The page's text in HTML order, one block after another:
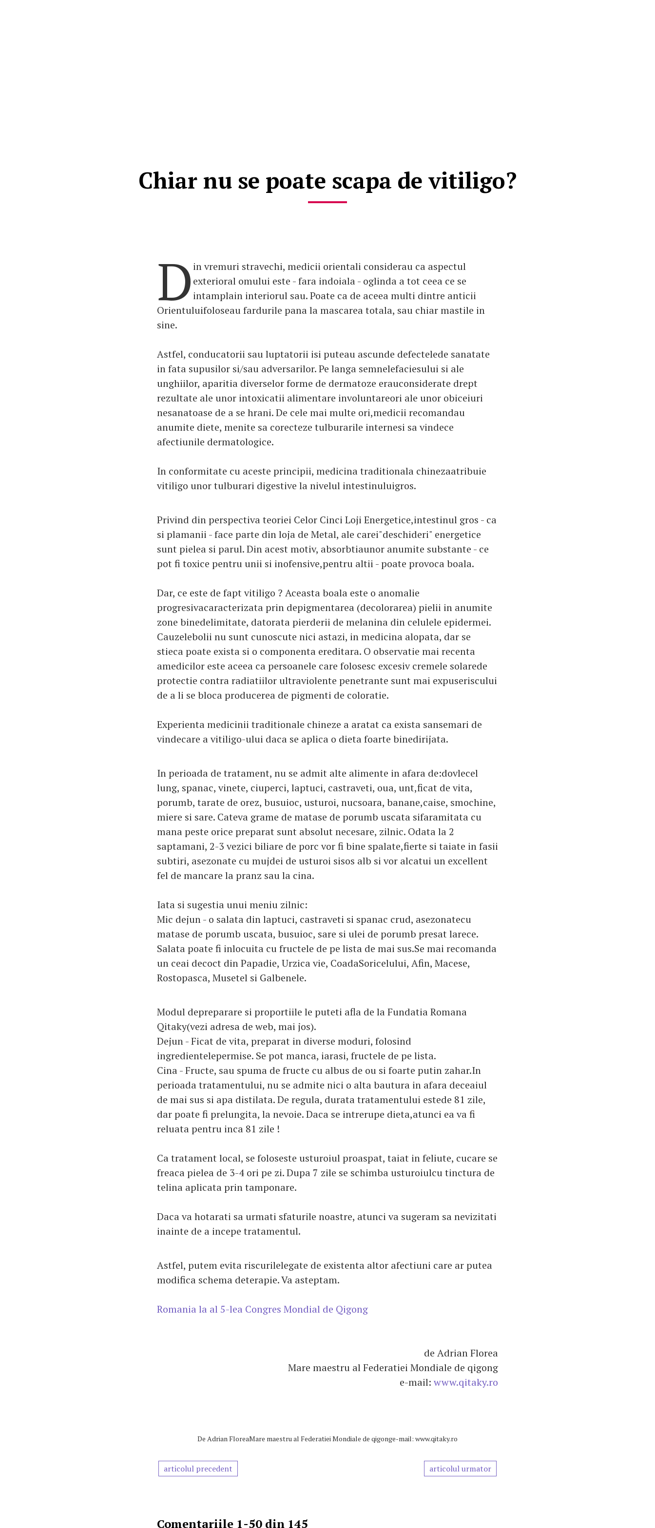
Chiar nu se poate scapa de vitiligo?
D in vremuri stravechi, medicii orientali considerau ca aspectul
exterioral omului este - fara indoiala - oglinda a tot ceea ce se
intamplain interiorul sau. Poate ca de aceea multi dintre anticii
Orientuluifoloseau fardurile pana la mascarea totala, sau chiar mastile in
sine.
Astfel, conducatorii sau luptatorii isi puteau ascunde defectelede sanatate
in fata supusilor si/sau adversarilor. Pe langa semnelefaciesului si ale
unghiilor, aparitia diverselor forme de dermatoze erauconsiderate drept
rezultate ale unor intoxicatii alimentare involuntareori ale unor obiceiuri
nesanatoase de a se hrani. De cele mai multe ori,medicii recomandau
anumite diete, menite sa corecteze tulburarile internesi sa vindece
afectiunile dermatologice.
In conformitate cu aceste principii, medicina traditionala chinezaatribuie
vitiligo unor tulburari digestive la nivelul intestinuluigros.
Privind din perspectiva teoriei Celor Cinci Loji Energetice,intestinul gros - ca
si plamanii - face parte din loja de Metal, ale carei"deschideri" energetice
sunt pielea si parul. Din acest motiv, absorbtiaunor anumite substante - ce
pot fi toxice pentru unii si inofensive,pentru altii - poate provoca boala.
Dar, ce este de fapt vitiligo ? Aceasta boala este o anomalie
progresivacaracterizata prin depigmentarea (decolorarea) pielii in anumite
zone binedelimitate, datorata pierderii de melanina din celulele epidermei.
Cauzelebolii nu sunt cunoscute nici astazi, in medicina alopata, dar se
stieca poate exista si o componenta ereditara. O observatie mai recenta
amedicilor este aceea ca persoanele care folosesc excesiv cremele solarede
protectie contra radiatiilor ultraviolente penetrante sunt mai expuseriscului
de a li se bloca producerea de pigmenti de coloratie.
Experienta medicinii traditionale chineze a aratat ca exista sansemari de
vindecare a vitiligo-ului daca se aplica o dieta foarte binedirijata.
In perioada de tratament, nu se admit alte alimente in afara de:dovlecel
lung, spanac, vinete, ciuperci, laptuci, castraveti, oua, unt,ficat de vita,
porumb, tarate de orez, busuioc, usturoi, nucsoara, banane,caise, smochine,
miere si sare. Cateva grame de matase de porumb uscata sifaramitata cu
mana peste orice preparat sunt absolut necesare, zilnic. Odata la 2
saptamani, 2-3 vezici biliare de porc vor fi bine spalate,fierte si taiate in fasii
subtiri, asezonate cu mujdei de usturoi sisos alb si vor alcatui un excellent
fel de mancare la pranz sau la cina.
Iata si sugestia unui meniu zilnic:
Mic dejun - o salata din laptuci, castraveti si spanac crud, asezonatecu
matase de porumb uscata, busuioc, sare si ulei de porumb presat larece.
Salata poate fi inlocuita cu fructele de pe lista de mai sus.Se mai recomanda
un ceai decoct din Papadie, Urzica vie, CoadaSoricelului, Afin, Macese,
Rostopasca, Musetel si Galbenele.
Modul depreparare si proportiile le puteti afla de la Fundatia Romana
Qitaky(vezi adresa de web, mai jos).
Dejun - Ficat de vita, preparat in diverse moduri, folosind
ingredientelepermise. Se pot manca, iarasi, fructele de pe lista.
Cina - Fructe, sau spuma de fructe cu albus de ou si foarte putin zahar.In
perioada tratamentului, nu se admite nici o alta bautura in afara deceaiul
de mai sus si apa distilata. De regula, durata tratamentului estede 81 zile,
dar poate fi prelungita, la nevoie. Daca se intrerupe dieta,atunci ea va fi
reluata pentru inca 81 zile !
Ca tratament local, se foloseste usturoiul proaspat, taiat in feliute, cucare se
freaca pielea de 3-4 ori pe zi. Dupa 7 zile se schimba usturoiulcu tinctura de
telina aplicata prin tamponare.
Daca va hotarati sa urmati sfaturile noastre, atunci va sugeram sa nevizitati
inainte de a incepe tratamentul.
Astfel, putem evita riscurilelegate de existenta altor afectiuni care ar putea
modifica schema deterapie. Va asteptam.
Romania la al 5-lea Congres Mondial de Qigong
de Adrian Florea
Mare maestru al Federatiei Mondiale de qigong
e-mail: www.qitaky.ro
De Adrian FloreaMare maestru al Federatiei Mondiale de qigonge-mail: www.qitaky.ro
articolul precedent articolul urmator
Comentariile 1-50 din 145